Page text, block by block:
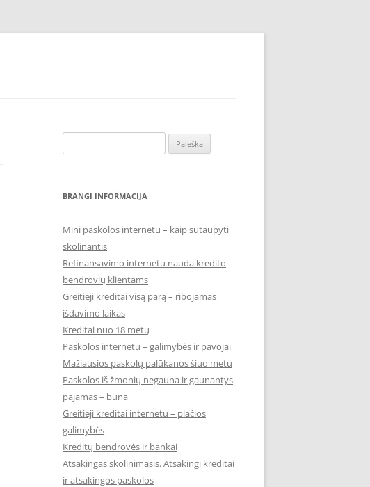
BRANGI INFORMACIJA
Mini paskolos internetu – kaip sutaupyti
skolinantis
Refinansavimo internetu nauda kredito
bendrovių klientams
Greitieji kreditai visą parą – ribojamas
išdavimo laikas
Kreditai nuo 18 metų
Paskolos internetu – galimybės ir pavojai
Mažiausios paskolų palūkanos šiuo metu
Paskolos iš žmonių negauna ir gaunantys
pajamas – būna
Greitieji kreditai internetu – plačios
galimybės
Kreditų bendrovės ir bankai
Atsakingas skolinimasis. Atsakingi kreditai
ir atsakingos paskolos